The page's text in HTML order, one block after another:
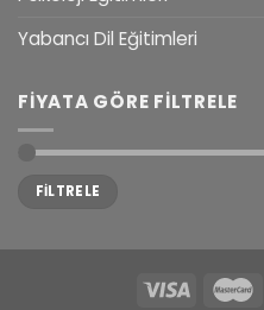
Yabancı Dil Eğitimleri
FIYATA GÖRE FILTRELE
düşük
yüksek
FILTRELE